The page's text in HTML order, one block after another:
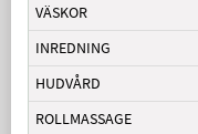
VÄSKOR
INREDNING
HUDVÅRD
ROLLMASSAGE